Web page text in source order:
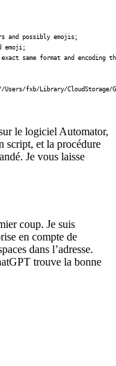
and possibly emojis;
emoji;
same format and
fxb/Library/
le logiciel Automator,
script, et la procédure
Je vous laisse
coup. Je suis
en compte de
dans l’adresse.
trouve la bonne